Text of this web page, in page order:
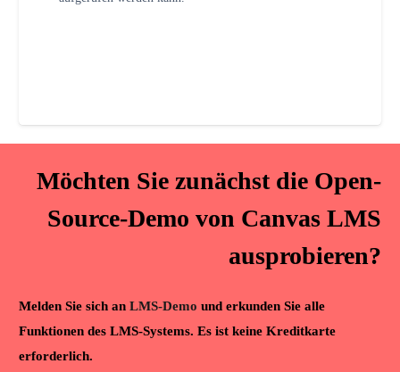
Möchten Sie zunächst die Open-
Source-Demo von Canvas LMS
ausprobieren?
Melden Sie sich an LMS-Demo und erkunden Sie alle
Funktionen des LMS-Systems. Es ist keine Kreditkarte
erforderlich.